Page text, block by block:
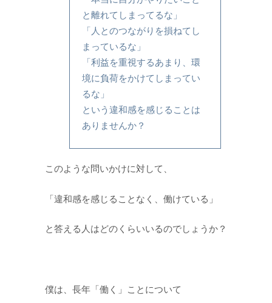
と離れてしまってるな」
「人とのつながりを損ねてし
まっているな」
「利益を重視するあまり、環
境に負荷をかけてしまってい
るな」
という違和感を感じることは
ありませんか？
このような問いかけに対して、
「違和感を感じることなく、働けている」
と答える人はどのくらいいるのでしょうか？
僕は、長年「働く」ことについて